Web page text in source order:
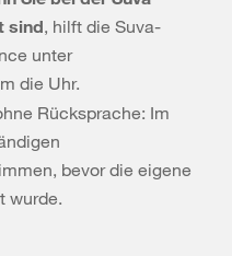
sind, hilft die Suva-
unter
die Uhr.
Rücksprache: Im
bevor die eigene
wurde.